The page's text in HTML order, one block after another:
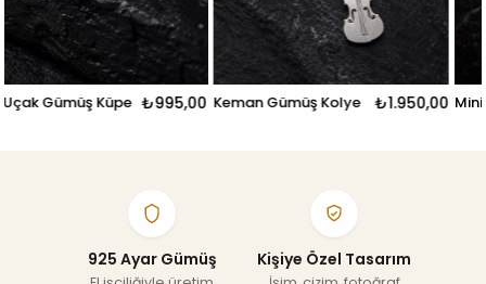
Keman Gümüş Kolye ₺1.950,00 Mini Gitar Gümüş Küpe
925 Ayar Gümüş Kişiye Özel Tasarım